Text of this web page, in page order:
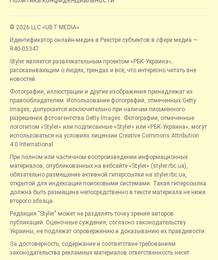
© 2026 LLC «UBT MEDIA»
Идентификатор онлайн-медиа в Реестре субъектов в сфере медиа —
R40-05347
Styler является развлекательным проектом «РБК-Украина»,
рассказывающим о людях, трендах и всё, что интересно читать вне
новостей.
Фотографии, иллюстрации и другие изображения принадлежат их
правообладателям. Использование фотографий, отмеченных Getty
Images, допускается исключительно при наличии письменного
разрешения фотоагентства Getty Images. Фотографии, отмеченные
логотипом «Styler» или подписанные «Styler» или «РБК-Украина», могут
использоваться на условиях лицензии Creative Commons Attribution
4.0 International.
При полном или частичном воспроизведении информационных
материалов, опубликованных на вебсайте «Styler» (styler.rbc.ua),
обязательно размещение активной гиперссылки на styler.rbc.ua,
открытой для индексации поисковыми системами. Такая гиперссылка
должна быть размещена непосредственно в тексте материала не ниже
второго абзаца.
Редакция "Styler" может не разделять точку зрения авторов
публикаций. Оценочные суждения, согласно законодательству
Украины, не подлежат опровержению и доказыванию их правдивости.
За достоверность, содержание и соответствие требованиям
законодательства рекламных материалов ответственность несет